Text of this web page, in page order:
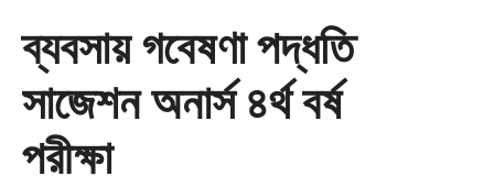
ব্যবসায় গবেষণা পদ্ধতি
সাজেশন অনার্স ৪র্থ বর্ষ
পরীক্ষা